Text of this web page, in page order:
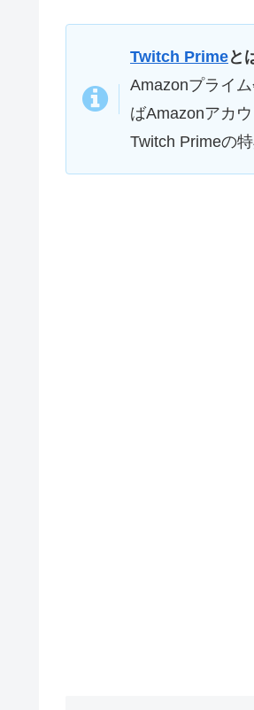
Twitch Primeと
Amazonプライ
ばAmazonアカ
Twitch Primeの